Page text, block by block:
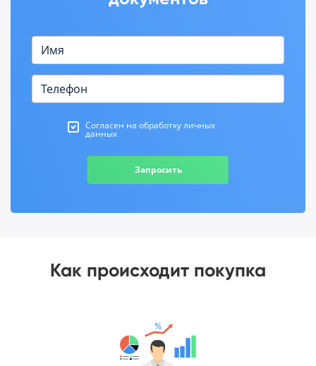
Согласен на обработку личных
данных
Запросить
Как происходит покупка